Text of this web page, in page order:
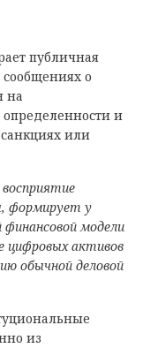
публичная
о
на
определенности и
или
формирует у
финансовой модели
цифровых активов
обычной деловой
из